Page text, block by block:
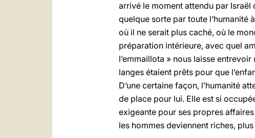
arrivé le moment attendu par Israël
quelque sorte par toute l’humanité
où il ne serait plus caché, où le
préparation intérieure, avec quel
l’emmaillota » nous laisse
langes étaient prêts pour que
D’une certaine façon, l’humanité
de place pour lui. Elle est si
exigeante pour ses propres
les hommes deviennent riches,